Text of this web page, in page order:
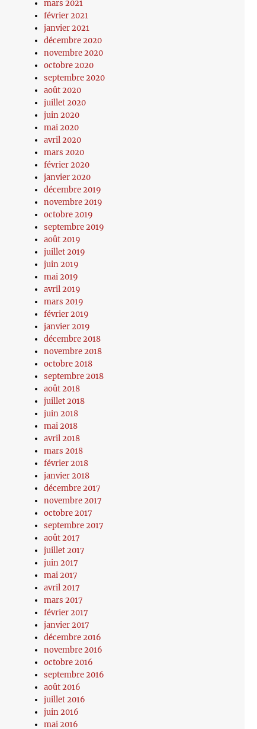
mars 2021
février 2021
janvier 2021
décembre 2020
novembre 2020
octobre 2020
septembre 2020
août 2020
juillet 2020
juin 2020
mai 2020
avril 2020
mars 2020
février 2020
janvier 2020
décembre 2019
novembre 2019
octobre 2019
septembre 2019
août 2019
juillet 2019
juin 2019
mai 2019
avril 2019
mars 2019
février 2019
janvier 2019
décembre 2018
novembre 2018
octobre 2018
septembre 2018
août 2018
juillet 2018
juin 2018
mai 2018
avril 2018
mars 2018
février 2018
janvier 2018
décembre 2017
novembre 2017
octobre 2017
septembre 2017
août 2017
juillet 2017
juin 2017
mai 2017
avril 2017
mars 2017
février 2017
janvier 2017
décembre 2016
novembre 2016
octobre 2016
septembre 2016
août 2016
juillet 2016
juin 2016
mai 2016